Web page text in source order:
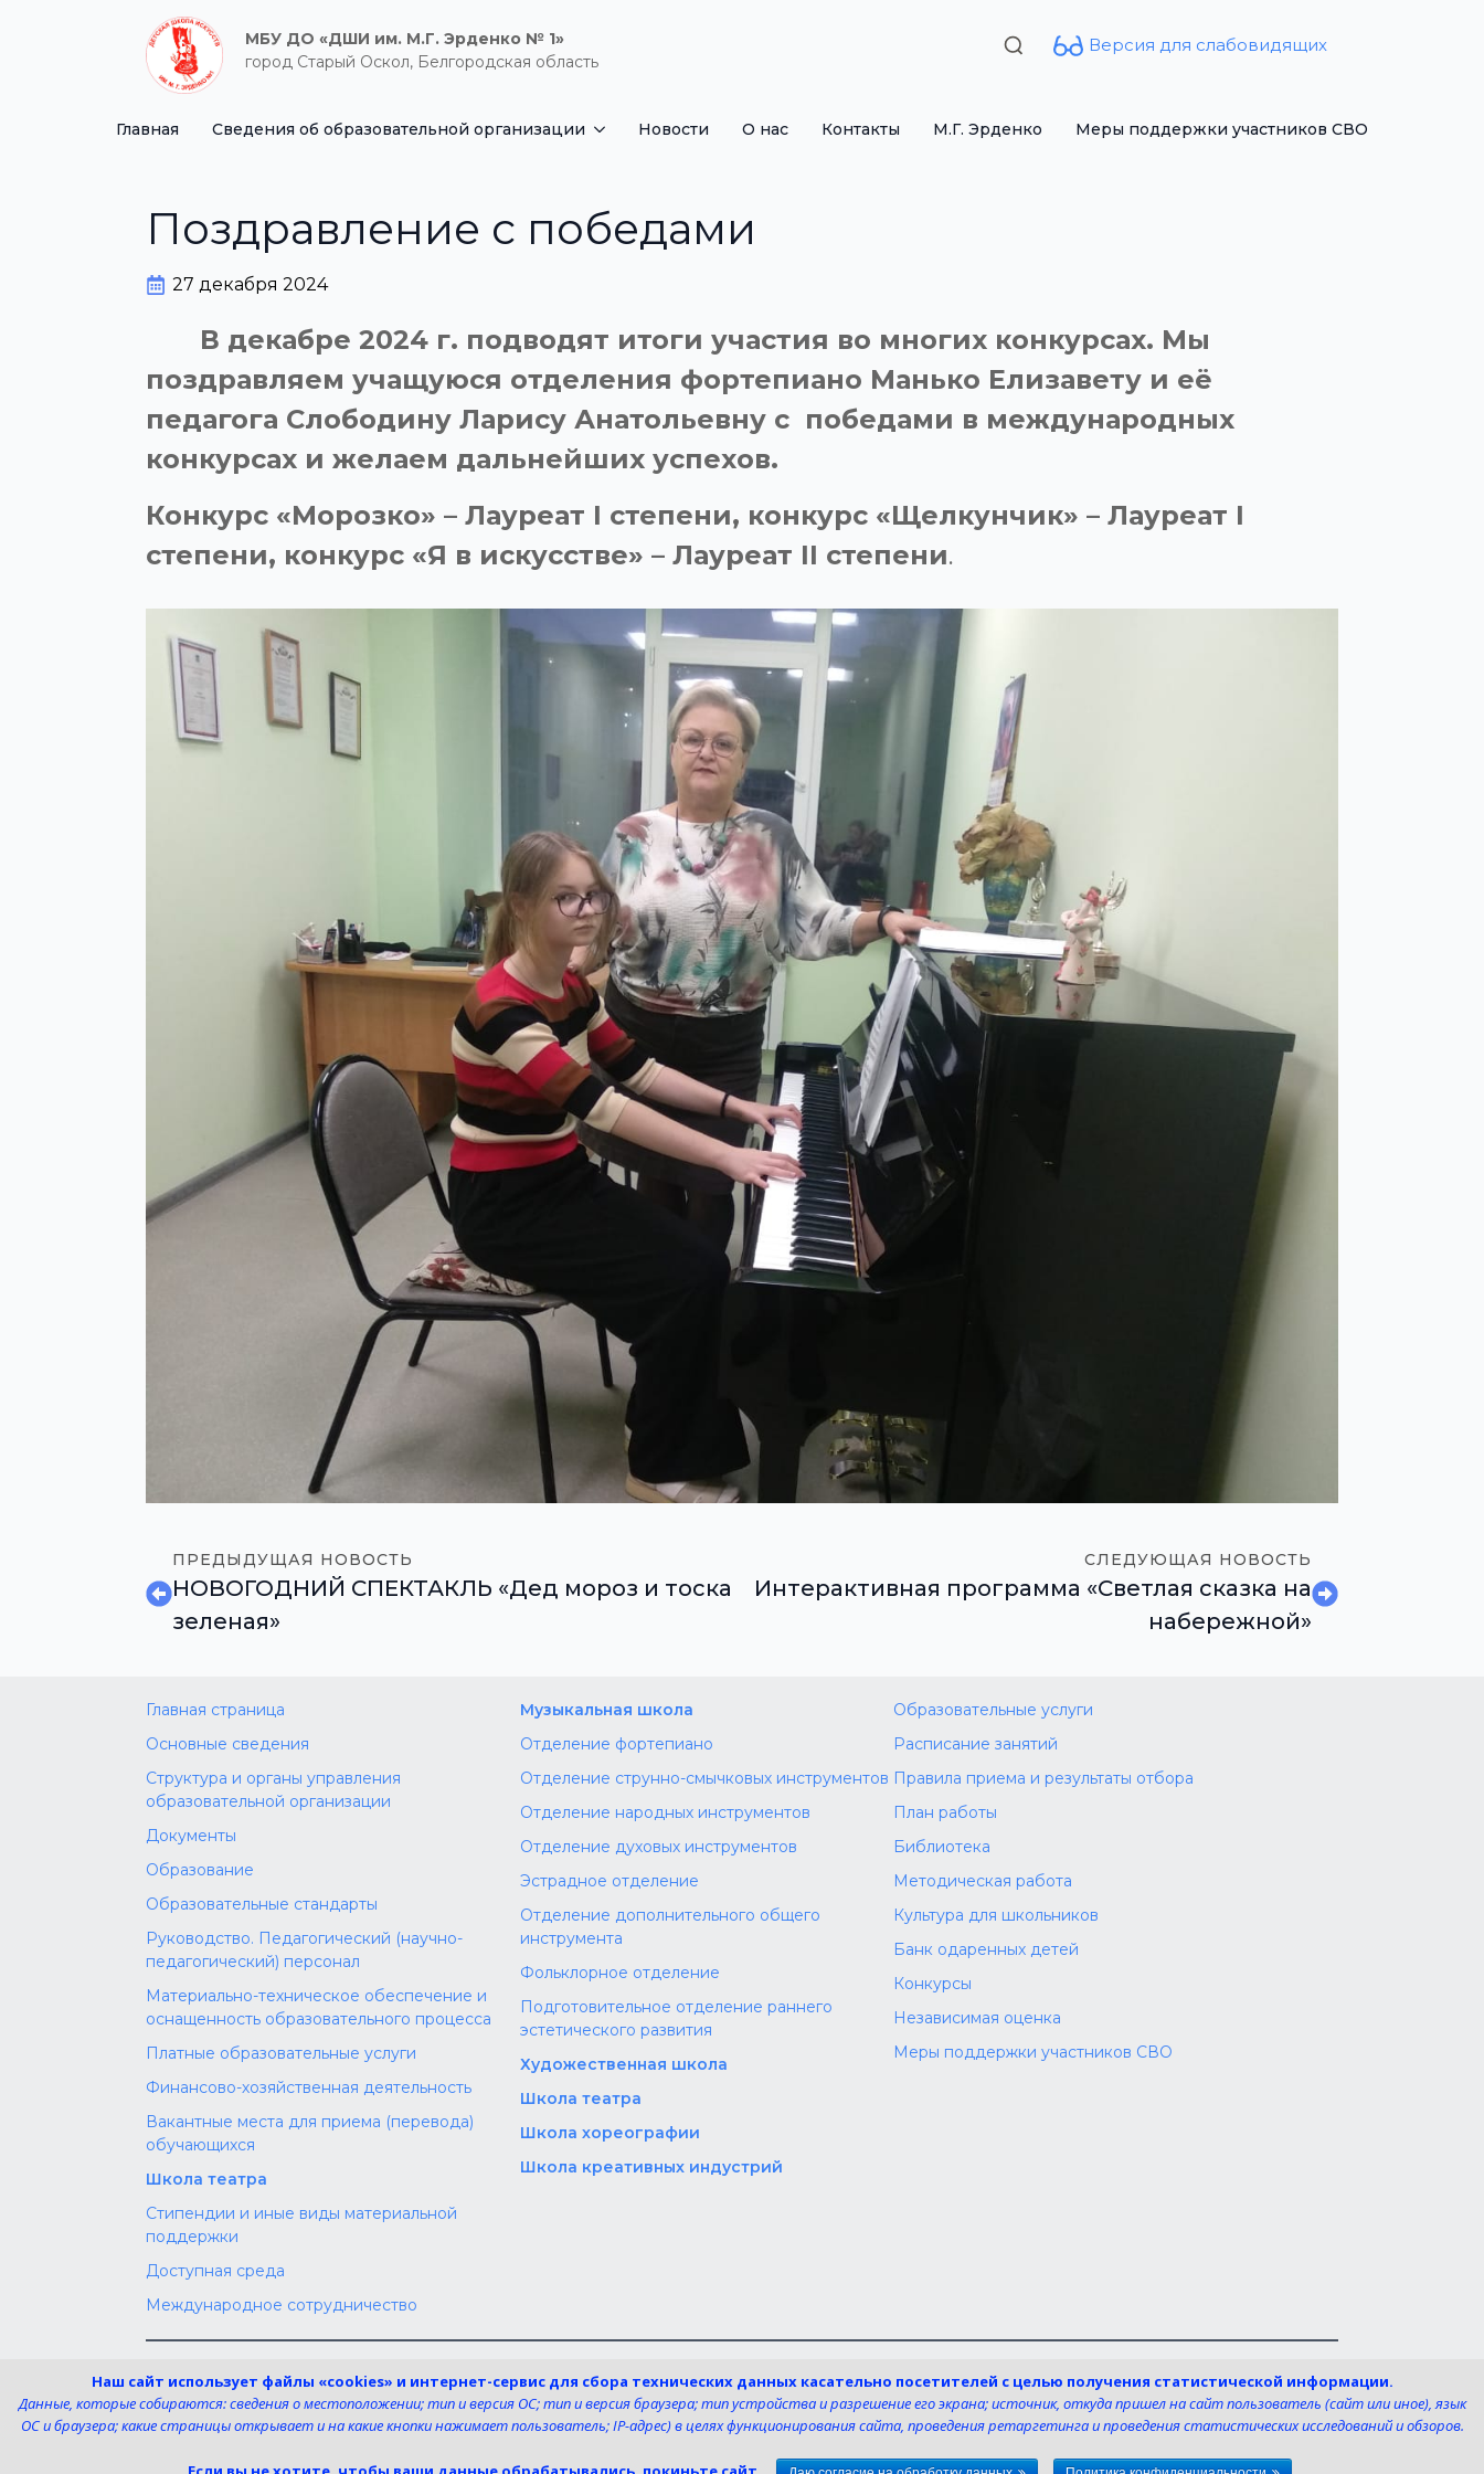
МБУ ДО «ДШИ им. М.Г. Эрденко № 1»
город Старый Оскол, Белгородская область
Версия для слабовидящих
Главная Сведения об образовательной организации Новости О нас Контакты М.Г. Эрденко Меры поддержки участников СВО
Поздравление с победами
27 декабря 2024
В декабре 2024 г. подводят итоги участия во многих конкурсах. Мы
поздравляем учащуюся отделения фортепиано Манько Елизавету и её
педагога Слободину Ларису Анатольевну с победами в международных
конкурсах и желаем дальнейших успехов.
Конкурс «Морозко» – Лауреат I степени, конкурс «Щелкунчик» – Лауреат I
степени, конкурс «Я в искусстве» – Лауреат II степени.
ПРЕДЫДУЩАЯ НОВОСТЬ
НОВОГОДНИЙ СПЕКТАКЛЬ «Дед мороз и тоска
зеленая»
СЛЕДУЮЩАЯ НОВОСТЬ
Интерактивная программа «Светлая сказка на
набережной»
Главная страница
Основные сведения
Структура и органы управления
образовательной организации
Документы
Образование
Образовательные стандарты
Руководство. Педагогический (научно-
педагогический) персонал
Материально-техническое обеспечение и
оснащенность образовательного процесса
Платные образовательные услуги
Финансово-хозяйственная деятельность
Вакантные места для приема (перевода)
обучающихся
Школа театра
Стипендии и иные виды материальной
поддержки
Доступная среда
Международное сотрудничество
Музыкальная школа
Отделение фортепиано
Отделение струнно-смычковых инструментов
Отделение народных инструментов
Отделение духовых инструментов
Эстрадное отделение
Отделение дополнительного общего
инструмента
Фольклорное отделение
Подготовительное отделение раннего
эстетического развития
Художественная школа
Школа‌‌‌‌ театра
Школа хореографии
Школа креативных индустрий
Образовательные услуги
Расписание занятий
Правила приема и результаты отбора
План работы
Библиотека
Методическая работа
Культура для школьников
Банк одаренных детей
Конкурсы
Независимая оценка
Меры поддержки участников СВО
8 (4725) 240725
uk-dshi1@belgov.ru
© 2026 МБУ ДО «ДШИ им. М.Г. Эрденко №1»
Наш сайт использует файлы «cookies» и интернет-сервис для сбора технических данных касательно посетителей с целью получения статистической информации.
Данные, которые собираются: сведения о местоположении; тип и версия ОС; тип и версия браузера; тип устройства и разрешение его экрана; источник, откуда пришел на сайт пользователь (сайт или иное), язык
ОС и браузера; какие страницы открывает и на какие кнопки нажимает пользователь; IP-адрес) в целях функционирования сайта, проведения ретаргетинга и проведения статистических исследований и обзоров.